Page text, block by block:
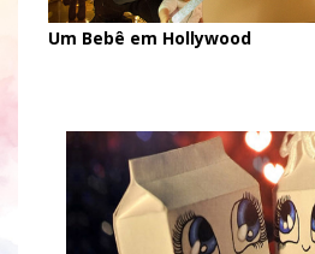
Um Bebê em Hollywood